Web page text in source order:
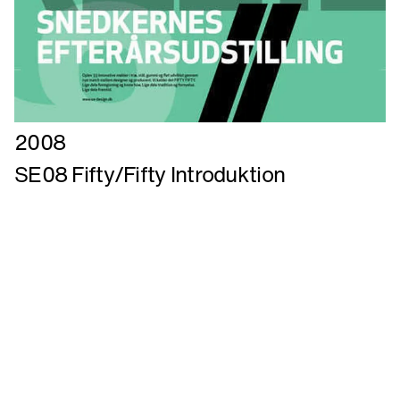
Læs
mere
om
2008
SE08 Fifty/Fifty Introduktion